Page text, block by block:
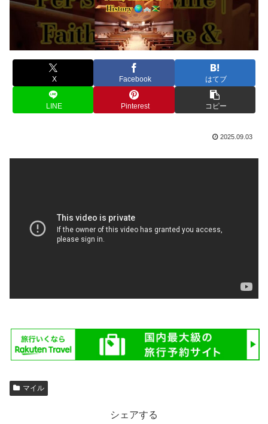
X Facebook はてブ
LINE Pinterest コピー
2025.09.03
マイル
シェアする